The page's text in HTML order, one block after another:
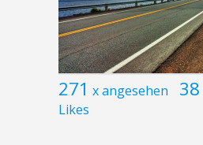
271 x angesehen 38
Likes